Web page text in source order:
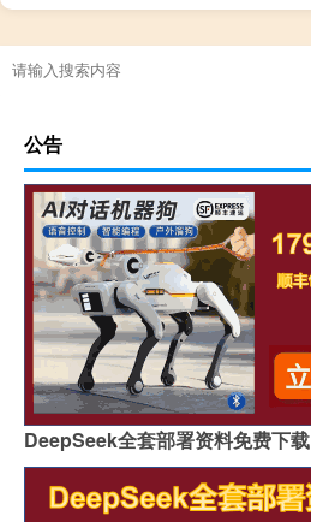
公告
DeepSeek全套部署资料免费下载